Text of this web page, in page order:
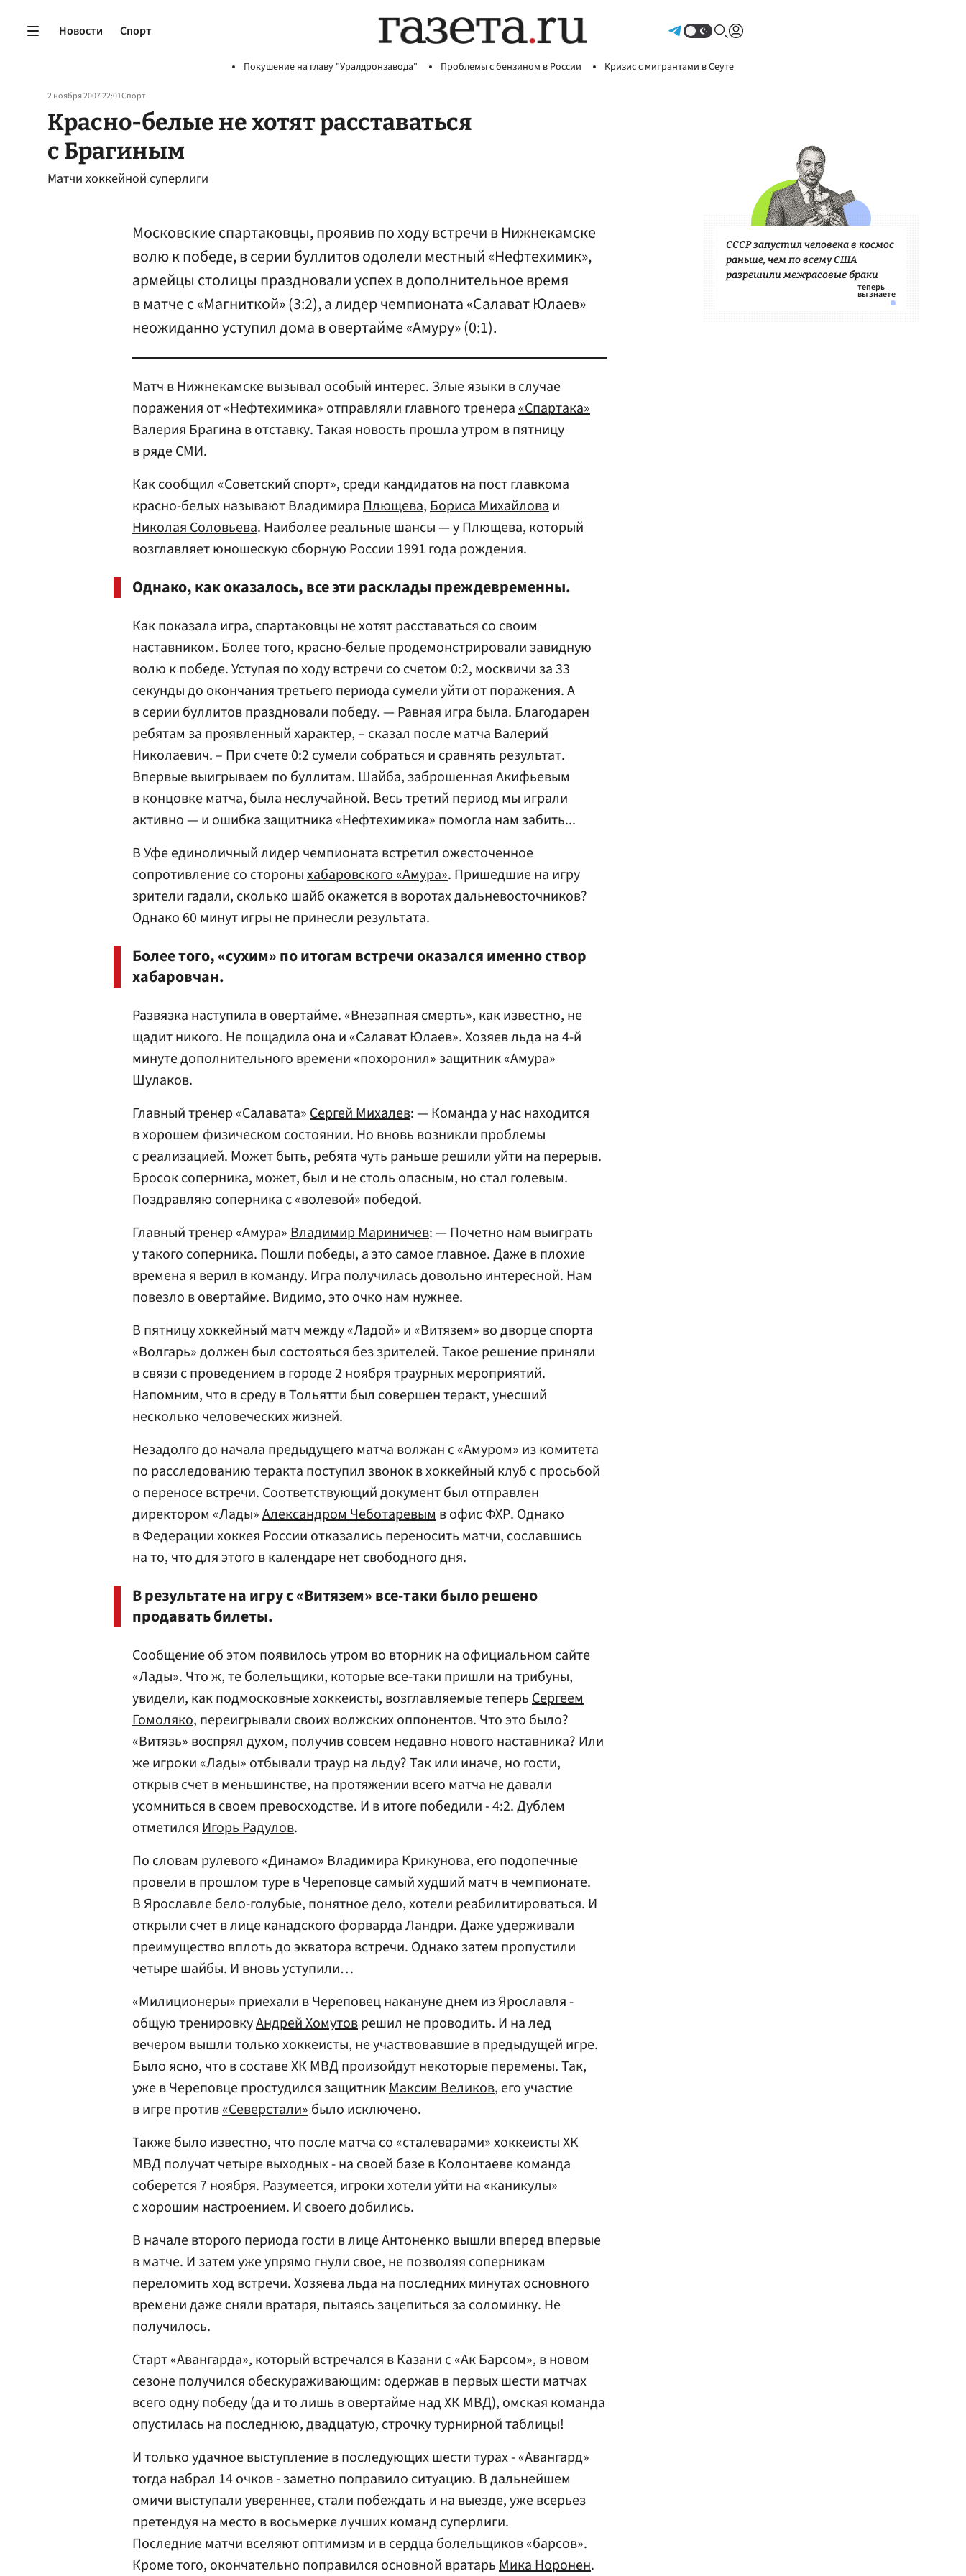
Новости Спорт
Покушение на главу "Уралдронзавода" Проблемы с бензином в России Кризис с мигрантами в Сеуте
2 ноября 2007 22:01Спорт
Красно-белые не хотят расставаться
с Брагиным
Матчи хоккейной суперлиги
Московские спартаковцы, проявив по ходу встречи в Нижнекамске
волю к победе, в серии буллитов одолели местный «Нефтехимик»,
армейцы столицы праздновали успех в дополнительное время
в матче с «Магниткой» (3:2), а лидер чемпионата «Салават Юлаев»
неожиданно уступил дома в овертайме «Амуру» (0:1).
Матч в Нижнекамске вызывал особый интерес. Злые языки в случае
поражения от «Нефтехимика» отправляли главного тренера«Спартака»
Валерия Брагина в отставку. Такая новость прошла утром в пятницу
в ряде СМИ.
Как сообщил «Советский спорт», среди кандидатов на пост главкома
красно-белых называют ВладимираПлющева,Бориса Михайловаи
Николая Соловьева. Наиболее реальные шансы — у Плющева, который
возглавляет юношескую сборную России 1991 года рождения.
Однако, как оказалось, все эти расклады преждевременны.
Как показала игра, спартаковцы не хотят расставаться со своим
наставником. Более того, красно-белые продемонстрировали завидную
волю к победе. Уступая по ходу встречи со счетом 0:2, москвичи за 33
секунды до окончания третьего периода сумели уйти от поражения. А
в серии буллитов праздновали победу. — Равная игра была. Благодарен
ребятам за проявленный характер, – сказал после матча Валерий
Николаевич. – При счете 0:2 сумели собраться и сравнять результат.
Впервые выигрываем по буллитам. Шайба, заброшенная Акифьевым
в концовке матча, была неслучайной. Весь третий период мы играли
активно — и ошибка защитника «Нефтехимика» помогла нам забить...
В Уфе единоличный лидер чемпионата встретил ожесточенное
сопротивление со стороныхабаровского «Амура». Пришедшие на игру
зрители гадали, сколько шайб окажется в воротах дальневосточников?
Однако 60 минут игры не принесли результата.
Более того, «сухим» по итогам встречи оказался именно створ
хабаровчан.
Развязка наступила в овертайме. «Внезапная смерть», как известно, не
щадит никого. Не пощадила она и «Салават Юлаев». Хозяев льда на 4-й
минуте дополнительного времени «похоронил» защитник «Амура»
Шулаков.
Главный тренер «Салавата»Сергей Михалев: — Команда у нас находится
в хорошем физическом состоянии. Но вновь возникли проблемы
с реализацией. Может быть, ребята чуть раньше решили уйти на перерыв.
Бросок соперника, может, был и не столь опасным, но стал голевым.
Поздравляю соперника с «волевой» победой.
Главный тренер «Амура»Владимир Мариничев: — Почетно нам выиграть
у такого соперника. Пошли победы, а это самое главное. Даже в плохие
времена я верил в команду. Игра получилась довольно интересной. Нам
повезло в овертайме. Видимо, это очко нам нужнее.
В пятницу хоккейный матч между «Ладой» и «Витязем» во дворце спорта
«Волгарь» должен был состояться без зрителей. Такое решение приняли
в связи с проведением в городе 2 ноября траурных мероприятий.
Напомним, что в среду в Тольятти был совершен теракт, унесший
несколько человеческих жизней.
Незадолго до начала предыдущего матча волжан с «Амуром» из комитета
по расследованию теракта поступил звонок в хоккейный клуб с просьбой
о переносе встречи. Соответствующий документ был отправлен
директором «Лады»Александром Чеботаревымв офис ФХР. Однако
в Федерации хоккея России отказались переносить матчи, сославшись
на то, что для этого в календаре нет свободного дня.
В результате на игру с «Витязем» все-таки было решено
продавать билеты.
Сообщение об этом появилось утром во вторник на официальном сайте
«Лады». Что ж, те болельщики, которые все-таки пришли на трибуны,
увидели, как подмосковные хоккеисты, возглавляемые теперьСергеем
Гомоляко, переигрывали своих волжских оппонентов. Что это было?
«Витязь» воспрял духом, получив совсем недавно нового наставника? Или
же игроки «Лады» отбывали траур на льду? Так или иначе, но гости,
открыв счет в меньшинстве, на протяжении всего матча не давали
усомниться в своем превосходстве. И в итоге победили - 4:2. Дублем
отметилсяИгорь Радулов.
По словам рулевого «Динамо» Владимира Крикунова, его подопечные
провели в прошлом туре в Череповце самый худший матч в чемпионате.
В Ярославле бело-голубые, понятное дело, хотели реабилитироваться. И
открыли счет в лице канадского форварда Ландри. Даже удерживали
преимущество вплоть до экватора встречи. Однако затем пропустили
четыре шайбы. И вновь уступили…
«Милиционеры» приехали в Череповец накануне днем из Ярославля -
общую тренировкуАндрей Хомутоврешил не проводить. И на лед
вечером вышли только хоккеисты, не участвовавшие в предыдущей игре.
Было ясно, что в составе ХК МВД произойдут некоторые перемены. Так,
уже в Череповце простудился защитникМаксим Великов, его участие
в игре против«Северстали»было исключено.
Также было известно, что после матча со «сталеварами» хоккеисты ХК
МВД получат четыре выходных - на своей базе в Колонтаеве команда
соберется 7 ноября. Разумеется, игроки хотели уйти на «каникулы»
с хорошим настроением. И своего добились.
В начале второго периода гости в лице Антоненко вышли вперед впервые
в матче. И затем уже упрямо гнули свое, не позволяя соперникам
переломить ход встречи. Хозяева льда на последних минутах основного
времени даже сняли вратаря, пытаясь зацепиться за соломинку. Не
получилось.
Старт «Авангарда», который встречался в Казани с «Ак Барсом», в новом
сезоне получился обескураживающим: одержав в первых шести матчах
всего одну победу (да и то лишь в овертайме над ХК МВД), омская команда
опустилась на последнюю, двадцатую, строчку турнирной таблицы!
И только удачное выступление в последующих шести турах - «Авангард»
тогда набрал 14 очков - заметно поправило ситуацию. В дальнейшем
омичи выступали увереннее, стали побеждать и на выезде, уже всерьез
претендуя на место в восьмерке лучших команд суперлиги.
Последние матчи вселяют оптимизм и в сердца болельщиков «барсов».
Кроме того, окончательно поправился основной вратарьМика Норонен.
СССР запустил человека в космос
раньше, чем по всему США
разрешили межрасовые браки